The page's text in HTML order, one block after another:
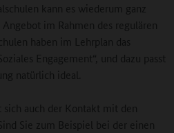
kann es wiederum ganz
im Rahmen des regulären
haben im Lehrplan das
Engagement“, und dazu passt
natürlich ideal.
sich auch der Kontakt mit den
Sie zum Beispiel bei der einen